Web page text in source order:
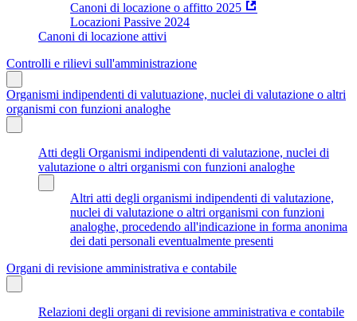
Canoni di locazione o affitto 2025
Locazioni Passive 2024
Canoni di locazione attivi
Controlli e rilievi sull'amministrazione
Organismi indipendenti di valutuazione, nuclei di valutazione o altri
organismi con funzioni analoghe
Atti degli Organismi indipendenti di valutazione, nuclei di
valutazione o altri organismi con funzioni analoghe
Altri atti degli organismi indipendenti di valutazione,
nuclei di valutazione o altri organismi con funzioni
analoghe, procedendo all'indicazione in forma anonima
dei dati personali eventualmente presenti
Organi di revisione amministrativa e contabile
Relazioni degli organi di revisione amministrativa e contabile